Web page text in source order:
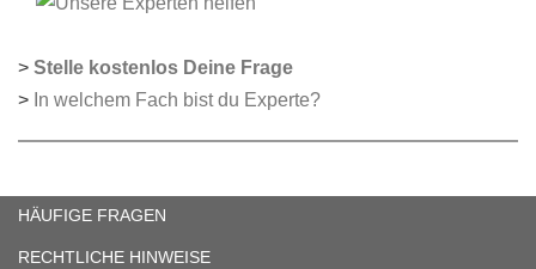
> Stelle kostenlos Deine Frage
> In welchem Fach bist du Experte?
HÄUFIGE FRAGEN
RECHTLICHE HINWEISE